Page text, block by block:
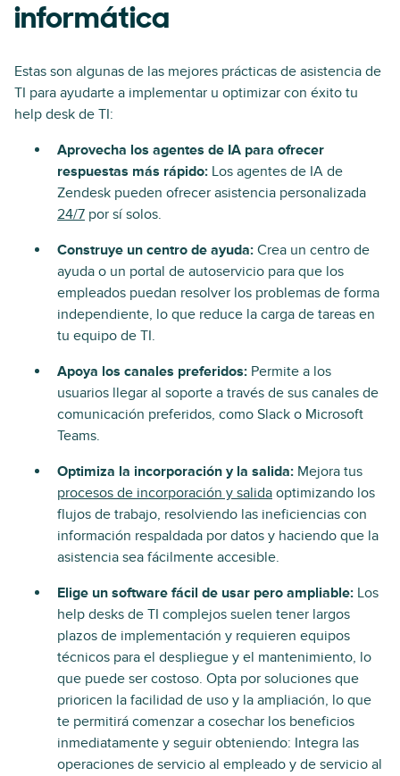
informática
Estas son algunas de las mejores prácticas de asistencia de
TI para ayudarte a implementar u optimizar con éxito tu
help desk de TI:
Aprovecha los agentes de IA para ofrecer
respuestas más rápido: Los agentes de IA de
Zendesk pueden ofrecer asistencia personalizada
24/7 por sí solos.
Construye un centro de ayuda: Crea un centro de
ayuda o un portal de autoservicio para que los
empleados puedan resolver los problemas de forma
independiente, lo que reduce la carga de tareas en
tu equipo de TI.
Apoya los canales preferidos: Permite a los
usuarios llegar al soporte a través de sus canales de
comunicación preferidos, como Slack o Microsoft
Teams.
Optimiza la incorporación y la salida: Mejora tus
procesos de incorporación y salida optimizando los
flujos de trabajo, resolviendo las ineficiencias con
información respaldada por datos y haciendo que la
asistencia sea fácilmente accesible.
Elige un software fácil de usar pero ampliable: Los
help desks de TI complejos suelen tener largos
plazos de implementación y requieren equipos
técnicos para el despliegue y el mantenimiento, lo
que puede ser costoso. Opta por soluciones que
prioricen la facilidad de uso y la ampliación, lo que
te permitirá comenzar a cosechar los beneficios
inmediatamente y seguir obteniendo: Integra las
operaciones de servicio al empleado y de servicio al